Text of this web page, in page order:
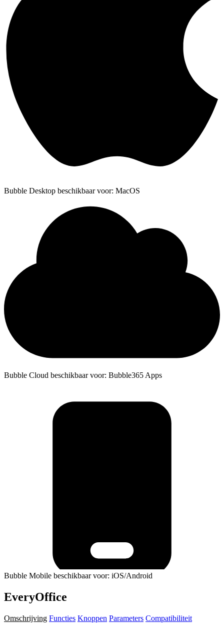
Bubble Desktop beschikbaar voor: MacOS
Bubble Cloud beschikbaar voor: Bubble365 Apps
Bubble Mobile beschikbaar voor: iOS/Android
EveryOffice
Omschrijving Functies Knoppen Parameters Compatibiliteit